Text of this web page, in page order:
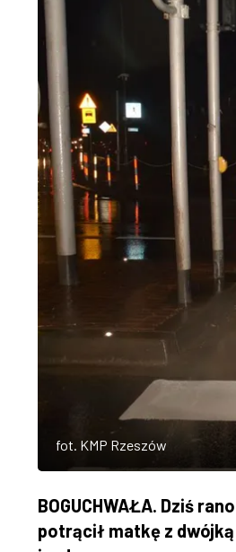
fot. KMP Rzeszów
BOGUCHWAŁA. Dziś
potrącił matkę z